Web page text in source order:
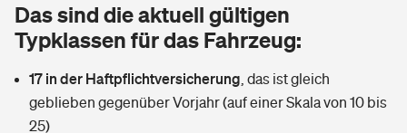
Rentenrechner: Wie viel Geld bekomme ich im Alter?
Wer versichert was: Jetzt Versicherer finden
Sie haben Fragen?
Vermieterrrechtsschutz
Mietkautionsversicherung
Restkreditversicherung
Kinderunfall­ver­si­che­rung
Reiseversicherung
Tierkrankenversicherung
Zur Übersicht
Das sind die aktuell gültigen
Typklassen für das Fahrzeug:
17 in der Haftpflichtversicherung das ist gleich
geblieben gegenüber Vorjahr (auf einer Skala von 10 bis
25)